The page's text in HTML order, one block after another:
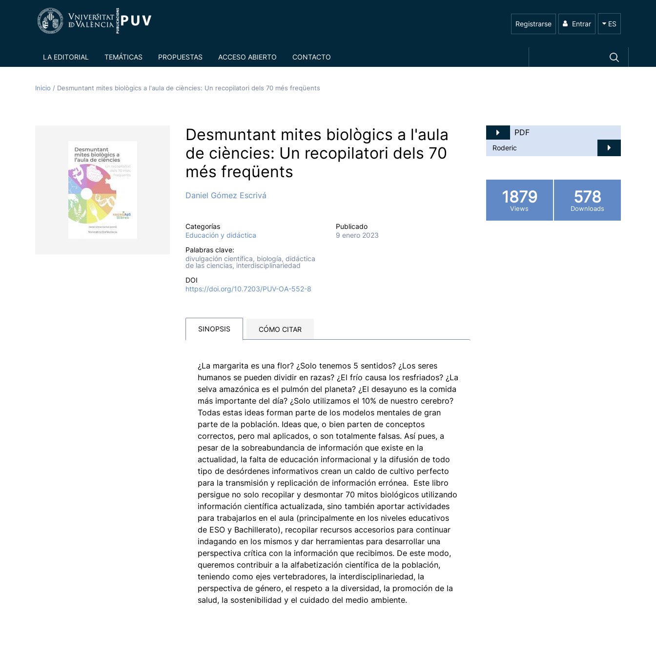
Registrarse Entrar ES
LA EDITORIAL TEMÁTICAS PROPUESTAS ACCESO ABIERTO CONTACTO
Inicio / Desmuntant mites biològics a l'aula de ciències: Un recopilatori dels 70 més freqüents
Desmuntant mites biològics a l'aula
de ciències: Un recopilatori dels 70
més freqüents
Daniel Gómez Escrivá
Categorías
Educación y didáctica
Palabras clave:
divulgación científica, biología, didáctica
de las ciencias, interdisciplinariedad
DOI
https://doi.org/10.7203/PUV-OA-552-8
Publicado
9 enero 2023
SINOPSIS CÓMO CITAR
¿La margarita es una flor? ¿Solo tenemos 5 sentidos? ¿Los seres
humanos se pueden dividir en razas? ¿El frío causa los resfriados? ¿La
selva amazónica es el pulmón del planeta? ¿El desayuno es la comida
más importante del día? ¿Solo utilizamos el 10% de nuestro cerebro?
Todas estas ideas forman parte de los modelos mentales de gran
parte de la población. Ideas que, o bien parten de conceptos
correctos, pero mal aplicados, o son totalmente falsas. Así pues, a
pesar de la sobreabundancia de información que existe en la
actualidad, la falta de educación informacional y la difusión de todo
tipo de desórdenes informativos crean un caldo de cultivo perfecto
para la transmisión y replicación de información errónea. Este libro
persigue no solo recopilar y desmontar 70 mitos biológicos utilizando
información científica actualizada, sino también aportar actividades
para trabajarlos en el aula (principalmente en los niveles educativos
de ESO y Bachillerato), recopilar recursos accesorios para continuar
indagando en los mismos y dar herramientas para desarrollar una
perspectiva crítica con la información que recibimos. De este modo,
queremos contribuir a la alfabetización científica de la población,
teniendo como ejes vertebradores, la interdisciplinariedad, la
perspectiva de género, el respeto a la diversidad, la promoción de la
salud, la sostenibilidad y el cuidado del medio ambiente.
PDF
Roderic
1879
Views
578
Downloads